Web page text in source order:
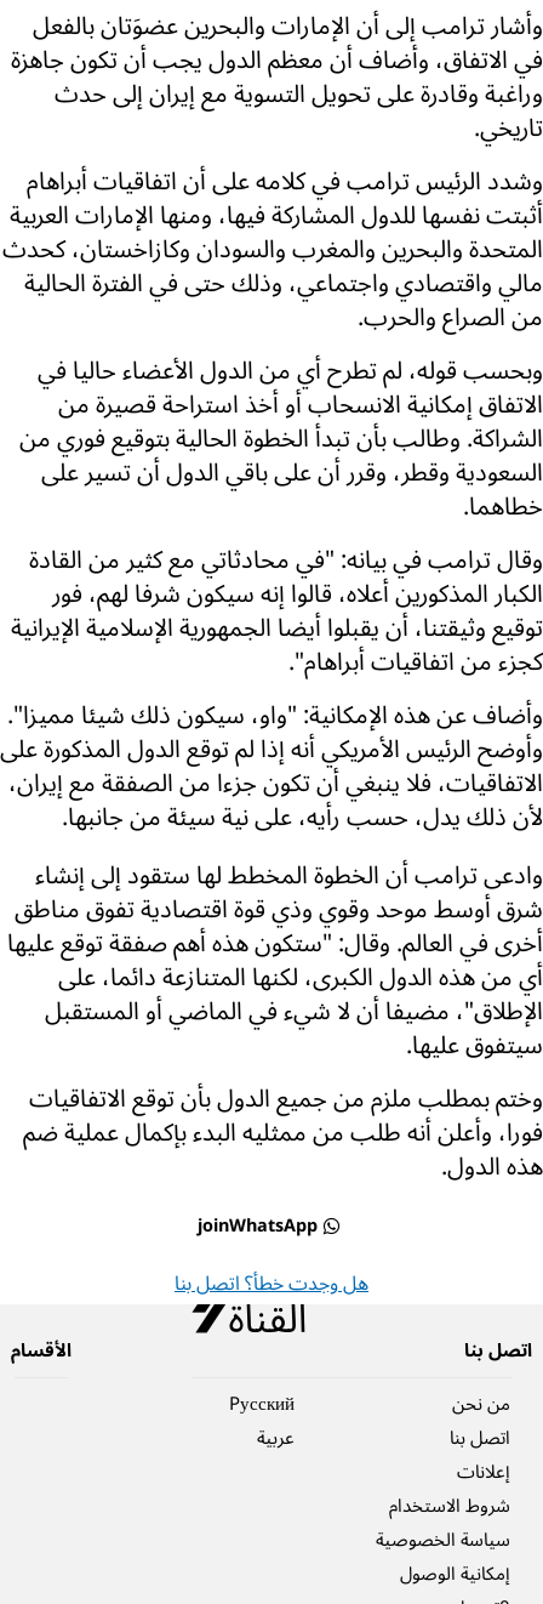
وأشار ترامب إلى أن الإمارات والبحرين عضوَتان بالفعل
في الاتفاق، وأضاف أن معظم الدول يجب أن تكون جاهزة
وراغبة وقادرة على تحويل التسوية مع إيران إلى حدث
تاريخي.
وشدد الرئيس ترامب في كلامه على أن اتفاقيات أبراهام
أثبتت نفسها للدول المشاركة فيها، ومنها الإمارات العربية
المتحدة والبحرين والمغرب والسودان وكازاخستان، كحدث
مالي واقتصادي واجتماعي، وذلك حتى في الفترة الحالية
من الصراع والحرب.
وبحسب قوله، لم تطرح أي من الدول الأعضاء حاليا في
الاتفاق إمكانية الانسحاب أو أخذ استراحة قصيرة من
الشراكة. وطالب بأن تبدأ الخطوة الحالية بتوقيع فوري من
السعودية وقطر، وقرر أن على باقي الدول أن تسير على
خطاهما.
وقال ترامب في بيانه: "في محادثاتي مع كثير من القادة
الكبار المذكورين أعلاه، قالوا إنه سيكون شرفا لهم، فور
توقيع وثيقتنا، أن يقبلوا أيضا الجمهورية الإسلامية الإيرانية
كجزء من اتفاقيات أبراهام".
وأضاف عن هذه الإمكانية: "واو، سيكون ذلك شيئا مميزا".
وأوضح الرئيس الأمريكي أنه إذا لم توقع الدول المذكورة على
الاتفاقيات، فلا ينبغي أن تكون جزءا من الصفقة مع إيران،
لأن ذلك يدل، حسب رأيه، على نية سيئة من جانبها.
وادعى ترامب أن الخطوة المخطط لها ستقود إلى إنشاء
شرق أوسط موحد وقوي وذي قوة اقتصادية تفوق مناطق
أخرى في العالم. وقال: "ستكون هذه أهم صفقة توقع عليها
أي من هذه الدول الكبرى، لكنها المتنازعة دائما، على
الإطلاق"، مضيفا أن لا شيء في الماضي أو المستقبل
سيتفوق عليها.
وختم بمطلب ملزم من جميع الدول بأن توقع الاتفاقيات
فورا، وأعلن أنه طلب من ممثليه البدء بإكمال عملية ضم
هذه الدول.
joinWhatsApp
هل وجدت خطأ؟ اتصل بنا
اتصل بنا
من نحن
اتصل بنا
إعلانات
شروط الاستخدام
سياسة الخصوصية
إمكانية الوصول
Pусский
عربية
الأقسام